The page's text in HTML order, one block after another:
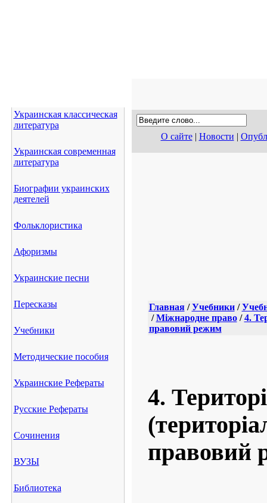
Украинская классическая
литература
Украинская современная
литература
Биографии украинских
деятелей
Фольклористика
Афоризмы
Украинские песни
Пересказы
Учебники
Методические пособия
Украинские Рефераты
Русские Рефераты
Сочинения
ВУЗЫ
Библиотека
О сайте| Новости |
Главная/Учебники/
/Міжнародне право/4.
правовий режим
4.
правовий